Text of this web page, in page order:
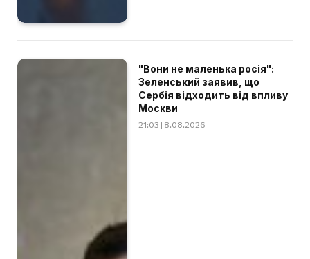
"Вони не маленька росія":
Зеленський заявив, що
Сербія відходить від впливу
Москви
21:03 | 8.08.2026